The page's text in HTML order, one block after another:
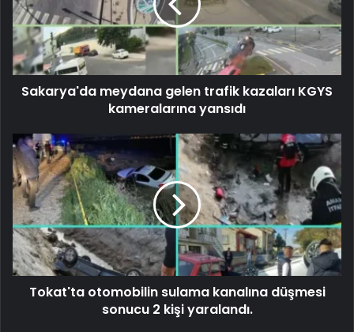
Sakarya'da meydana gelen trafik kazaları KGYS
kameralarına yansıdı
Tokat'ta otomobilin sulama kanalına düşmesi
sonucu 2 kişi yaralandı.